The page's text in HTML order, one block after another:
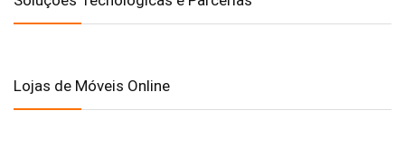
Lojas de Móveis Online